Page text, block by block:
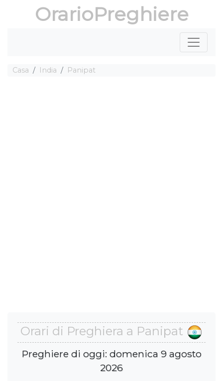
OrarioPreghiere
Casa India Panipat
Orari di Preghiera a Panipat
Preghiere di oggi: domenica 9 agosto
2026